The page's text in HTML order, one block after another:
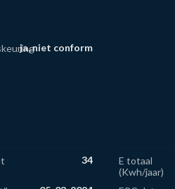
ja, niet conform
34
E totaal
(Kwh/jaar)